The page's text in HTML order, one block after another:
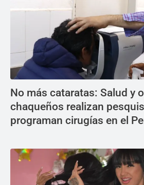
No más cataratas: Salud y
chaqueños realizan
programan cirugías en el